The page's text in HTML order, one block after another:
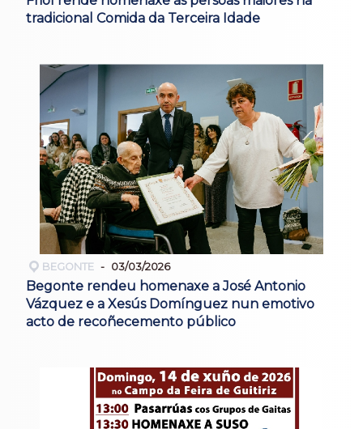
tradicional Comida da Terceira Idade
BEGONTE 03/03/2026
Begonte rendeu homenaxe a José Antonio
Vázquez e a Xesús Domínguez nun emotivo
acto de recoñecemento público